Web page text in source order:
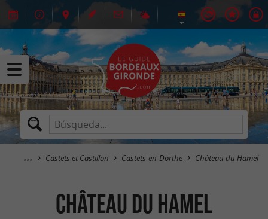
Castets et Castillon Castets-en-Dorthe Château du Hamel
Château du Hamel